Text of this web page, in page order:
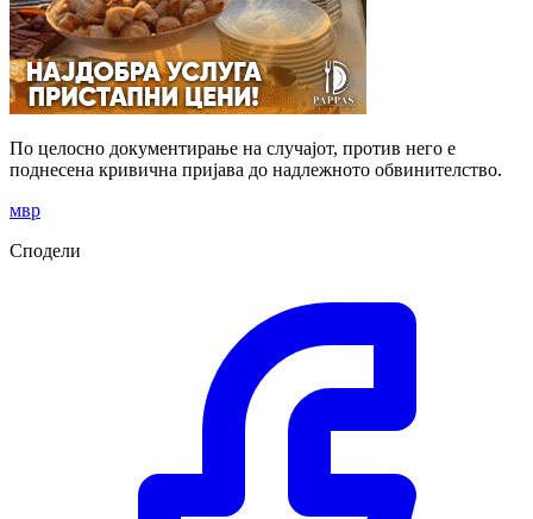
По целосно документирање на случајот, против него е
поднесена кривична пријава до надлежното обвинителство.
мвр
Сподели